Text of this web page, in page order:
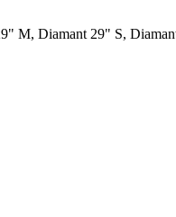
M, Diamant 29" S,